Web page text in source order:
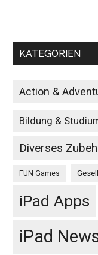
KATEGORIEN
Action &
Bildung &
Diverses
FUN Games
iPad Apps
iPad